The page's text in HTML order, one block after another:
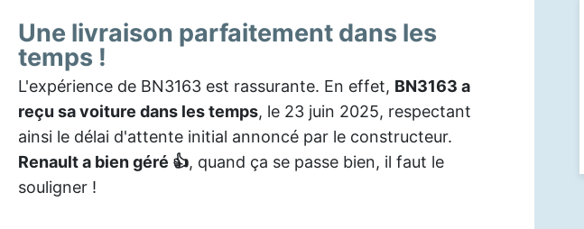
Une livraison parfaitement dans les
temps !
L'expérience de BN3163 est rassurante. En effet, BN3163 a
reçu sa voiture dans les temps, le 23 juin 2025, respectant
ainsi le délai d'attente initial annoncé par le constructeur.
Renault a bien géré 👍, quand ça se passe bien, il faut le
souligner !